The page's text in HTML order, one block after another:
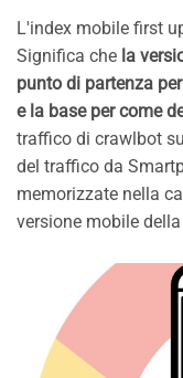
L'index mobile first
Significa che la
punto di partenza
e la base per come
traffico di crawlbot
del traffico da
memorizzate nella
versione mobile